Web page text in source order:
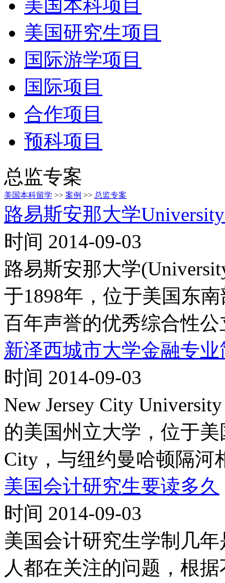
美国本科项目
美国研究生项目
国际游学项目
国际项目
合作项目
预科项目
总监专案
美国本科留学 >> 案例 >> 总监专案
路易斯安那大学
时间 2014-09-03
路易斯安那大学
于1898年，位于美国东
百年声誉的优秀综合性
新泽西城市大学金融专业
时间 2014-09-03
New Jersey City
的美国州立大学，位于
City，与纽约曼哈顿隔河
美国会计研究生要读多久
时间 2014-09-03
美国会计研究生学制几
人都在关注的问题，根